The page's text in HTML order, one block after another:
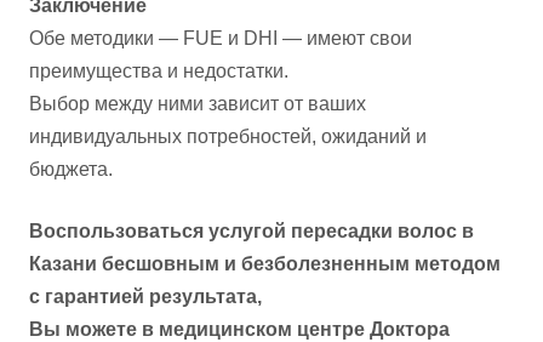
Заключение
Обе методики — FUE и DHI — имеют свои
преимущества и недостатки.
Выбор между ними зависит от ваших
индивидуальных потребностей, ожиданий и
бюджета.
Воспользоваться услугой пересадки волос в
Казани бесшовным и безболезненным методом
с гарантией результата,
Вы можете в медицинском центре Доктора